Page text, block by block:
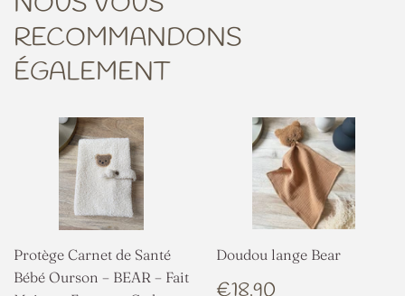
RECOMMANDONS
ÉGALEMENT
Protège Carnet de Santé
Bébé Ourson – BEAR – Fait
Doudou lange Bear
PRIX
€18,90